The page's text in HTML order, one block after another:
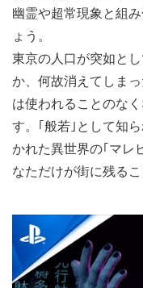
幽霊や超常現象と組
ょう。
東京の人口が突如と
か、何故消えてしま
は使われることのな
す。｢般若｣として知
かれた異世界の｢マレ
なただけが街に残る